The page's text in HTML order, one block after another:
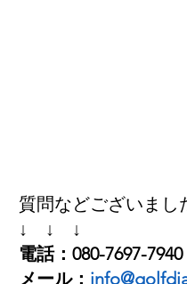
質問などございま
↓　↓　↓
電話：080-7697-7940
メール：